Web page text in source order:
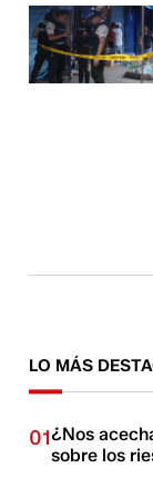
LO MÁS
01¿Nos
sobre los